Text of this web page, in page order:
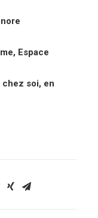
Espace
soi, en